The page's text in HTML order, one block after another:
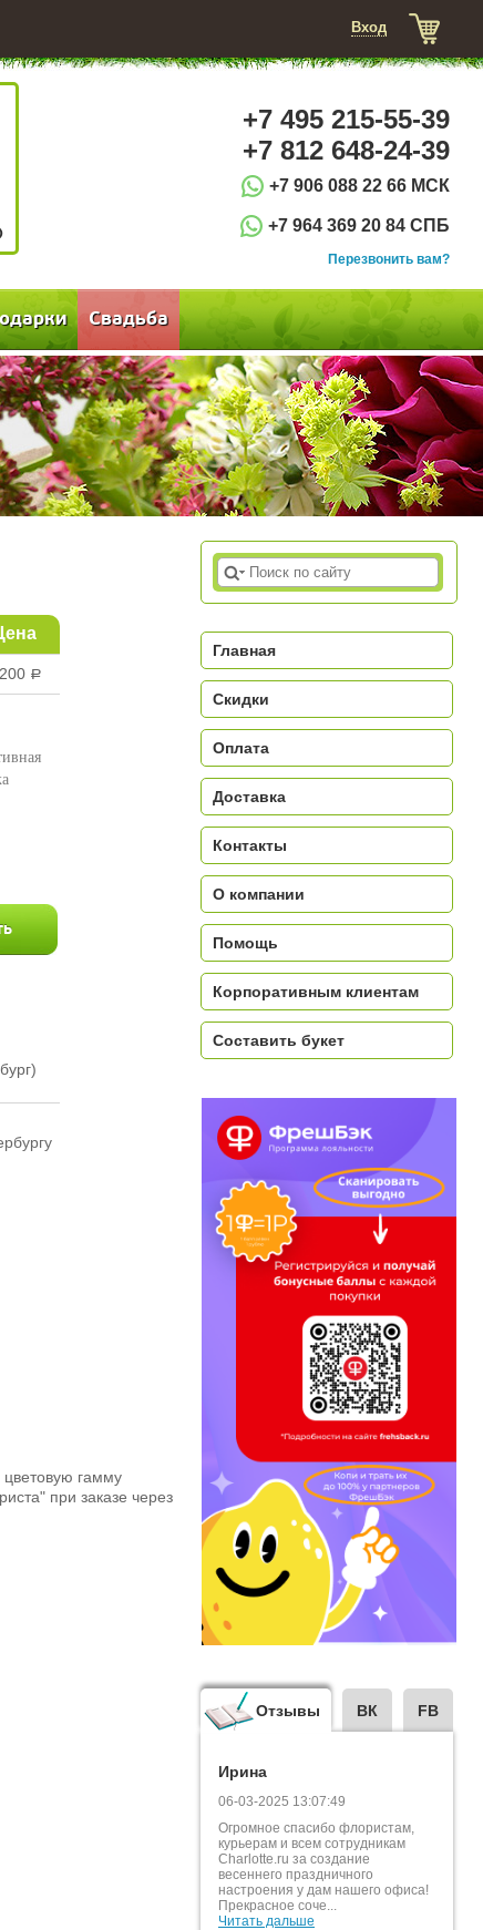
Вход
+7 495 215-55-39
+7 812 648-24-39
+7 906 088 22 66 МСК
+7 964 369 20 84 СПБ
Перезвонить вам?
Свадьба
a
гамму
при заказе через
Главная
Скидки
Оплата
Доставка
Контакты
О компании
Помощь
Корпоративным клиентам
Составить букет
Отзывы ВК FB
Ирина
06-03-2025 13:07:49
Огромное спасибо флористам,
курьерам и всем сотрудникам
Charlotte.ru за создание
весеннего праздничного
настроения у дам нашего офиса!
Прекрасное соче...
Читать дальше